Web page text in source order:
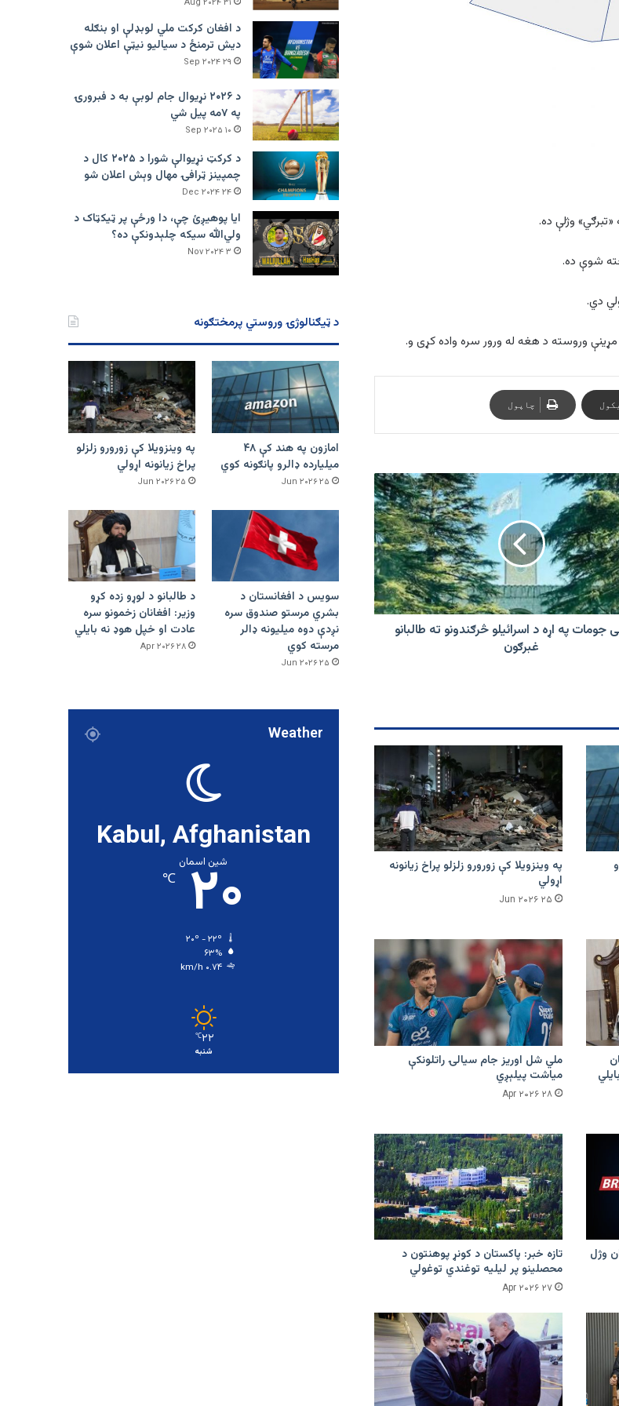
وژلې ده.
دي.
وروسته د هغه له ورور سره واده کړی و.
چاپول
جومات په اړه د اسرائیلو څرګندونو ته طالبانو
غبرګون
په وینزویلا کې زورورو زلزلو پراخ زیانونه
اړولي
۲۵ Jun ۲۰۲۶
ملي شل اوریز جام سیالۍ راتلونکې
میاشت پیلېږي
۲۸ Apr ۲۰۲۶
بریدونو کې ۴کسان وژل
تازه خبر: پاکستان د کونړ پوهنتون د
محصلینو پر لیلیه توغندي توغولي
۲۷ Apr ۲۰۲۶
۳۱ Aug ۲۰۲۴
د افغان کرکت ملي لوبډلې او بنګله
دیش ترمنځ د سیالیو نیټې اعلان شوې
۲۹ Sep ۲۰۲۴
د ۲۰۲۶ نړیوال جام لوبې به د فبرورۍ
په ۷مه پیل شي
۱۰ Sep ۲۰۲۵
د کرکټ نړیوالې شورا د ۲۰۲۵ کال د
چمپینز ټرافۍ مهال وېش اعلان شو
۲۴ Dec ۲۰۲۴
ایا پوهیږئ چې، دا ورځې پر ټيکټاک د
ولي‌الله سیکه چلېدونکې ده؟
۳ Nov ۲۰۲۴
د ټیګنالوژۍ وروستي پرمختګونه
امازون په هند کې ۴۸
میلیارده ډالرو پانګونه کوي
۲۵ Jun ۲۰۲۶
په وینزویلا کې زورورو زلزلو
پراخ زیانونه اړولي
۲۵ Jun ۲۰۲۶
سویس د افغانستان د
بشري مرستو صندوق سره
نږدې دوه میلیونه ډالر
مرسته کوي
۲۵ Jun ۲۰۲۶
د طالبانو د لوړو زده کړو
وزیر: افغانان زخمونو سره
عادت او خپل هوډ نه بایلي
۲۸ Apr ۲۰۲۶
Weather
Kabul, Afghanistan
شین اسمان
۲۰ ℃
۶۳%
۰.۷۴ km/h
۲۲℃
شنبه